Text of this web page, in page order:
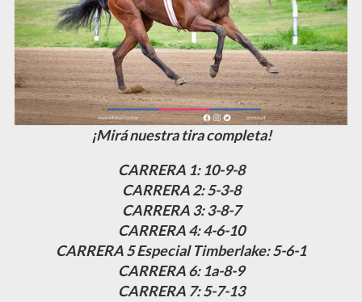
¡Mirá nuestra tira completa!
CARRERA 1: 10-9-8
CARRERA 2: 5-3-8
CARRERA 3: 3-8-7
CARRERA 4: 4-6-10
CARRERA 5 Especial Timberlake: 5-6-1
CARRERA 6: 1a-8-9
CARRERA 7: 5-7-13